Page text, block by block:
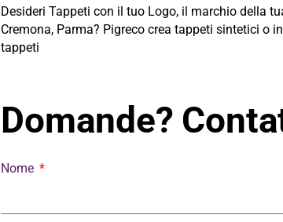
Desideri Tappeti con il tuo Logo, il marchio della
Cremona, Parma? Pigreco crea tappeti sintetici o
tappeti
Domande?
Nome